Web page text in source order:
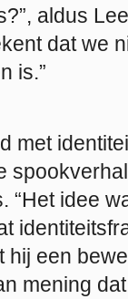
aldus
dat we
is.”
met
“Het idee
een
mening